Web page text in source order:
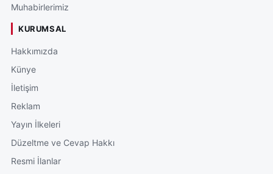
Muhabirlerimiz
KURUMSAL
Hakkımızda
Künye
İletişim
Reklam
Yayın İlkeleri
Düzeltme ve Cevap Hakkı
Resmi İlanlar